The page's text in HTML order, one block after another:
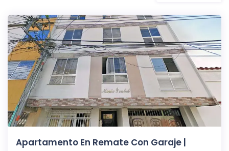
Apartamento En Remate Con Garaje |